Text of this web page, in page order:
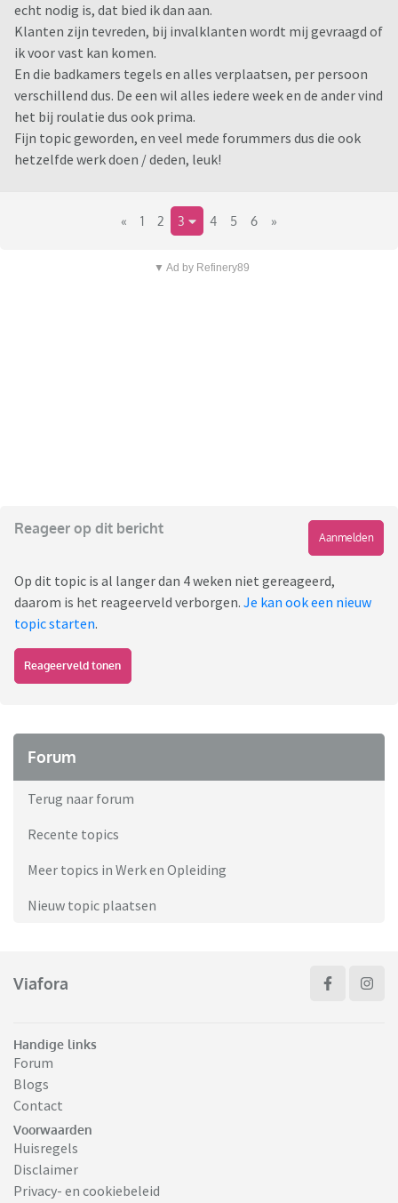
echt nodig is, dat bied ik dan aan.
Klanten zijn tevreden, bij invalklanten wordt mij gevraagd of
ik voor vast kan komen.
En die badkamers tegels en alles verplaatsen, per persoon
verschillend dus. De een wil alles iedere week en de ander vind
het bij roulatie dus ook prima.
Fijn topic geworden, en veel mede forummers dus die ook
hetzelfde werk doen / deden, leuk!
« 1 2 3 4 5 6 »
▼ Ad by Refinery89
Reageer op dit bericht
Aanmelden
Op dit topic is al langer dan 4 weken niet gereageerd,
daarom is het reageerveld verborgen. Je kan ook een nieuw
topic starten.
Reageerveld tonen
Forum
Terug naar forum
Recente topics
Meer topics in Werk en Opleiding
Nieuw topic plaatsen
Viafora
Handige links
Forum
Blogs
Contact
Voorwaarden
Huisregels
Disclaimer
Privacy- en cookiebeleid